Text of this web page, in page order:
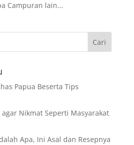
Campuran lain...
Papua Beserta Tips
agar Nikmat Seperti Masyarakat
Apa, Ini Asal dan Resepnya